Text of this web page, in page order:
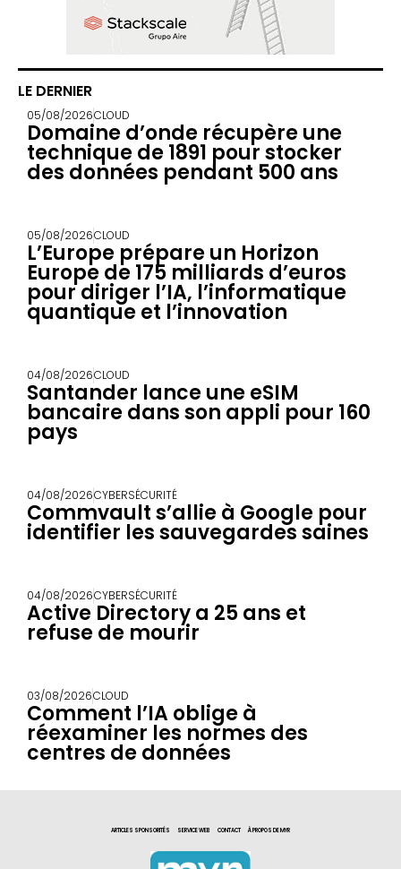
LE DERNIER
05/08/2026CLOUD
Domaine d’onde récupère une
technique de 1891 pour stocker
des données pendant 500 ans
05/08/2026CLOUD
L’Europe prépare un Horizon
Europe de 175 milliards d’euros
pour diriger l’IA, l’informatique
quantique et l’innovation
04/08/2026CLOUD
Santander lance une eSIM
bancaire dans son appli pour 160
pays
04/08/2026CYBERSÉCURITÉ
Commvault s’allie à Google pour
identifier les sauvegardes saines
04/08/2026CYBERSÉCURITÉ
Active Directory a 25 ans et
refuse de mourir
03/08/2026CLOUD
Comment l’IA oblige à
réexaminer les normes des
centres de données
ARTICLES SPONSORITÉS SERVICE WEB CONTACT À PROPOS DE MYR